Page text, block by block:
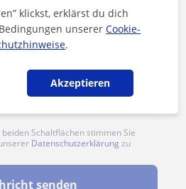
Schaltflächen stimmen Sie
Datenschutzerklärung zu
senden
klickst, erklärst du dich
unsererCookie-
.
Akzeptieren